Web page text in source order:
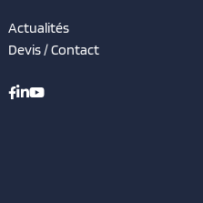
Actualités
Devis / Contact